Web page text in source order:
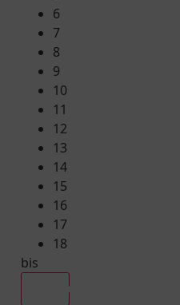
6
7
8
9
10
11
12
13
14
15
16
17
18
bis